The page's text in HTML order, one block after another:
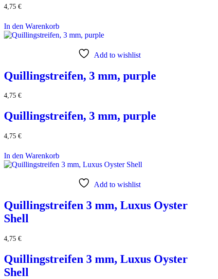
4,75 €
In den Warenkorb
Add to wishlist
Quillingstreifen, 3 mm, purple
4,75 €
Quillingstreifen, 3 mm, purple
4,75 €
In den Warenkorb
Add to wishlist
Quillingstreifen 3 mm, Luxus Oyster
Shell
4,75 €
Quillingstreifen 3 mm, Luxus Oyster
Shell